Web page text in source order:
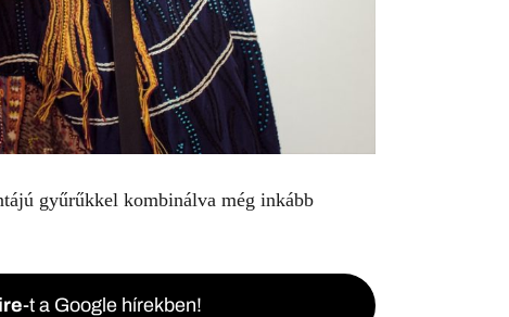
gyűrűkkel kombinálva még inkább
-t a Google hírekben!